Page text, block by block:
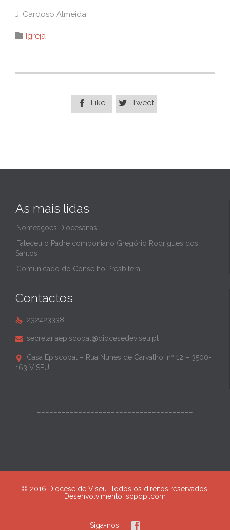
J. Cardoso Almeida
 Category
Igreja
 Like  Tweet
As mais lidas
Nomeações Diocesanas
Faleceu o Padre comboniano Gregório Rodrigues dos
Santos
Comunicado do Conselho Presbiteral
Contactos
 232423338
 secretariaepiscopal@diocesedeviseu.pt

Casa Episcopal – Rua Nunes de Carvalho, nº 12 – 3500-
163 VISEU
© 2016 Diocese de Viseu. Todos os direitos reservados.
Desenvolvimento: scpdpi.com
Siga-nos: 